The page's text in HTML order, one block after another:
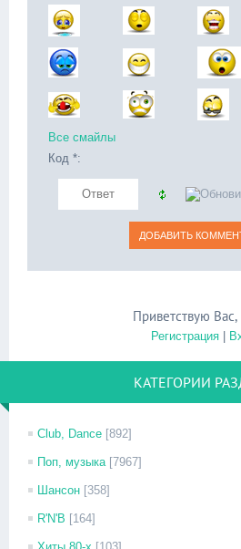
Все смайлы
Код *:
Приветствую Вас,
Регистрация|
КАТЕГОРИИ
Club, Dance [892]
Поп, музыка [7967]
Шансон [358]
R'N'B [164]